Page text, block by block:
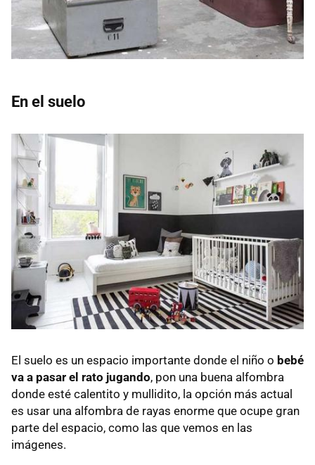
En el suelo
El suelo es un espacio importante donde el niño o bebé
va a pasar el rato jugando, pon una buena alfombra
donde esté calentito y mullidito, la opción más actual
es usar una alfombra de rayas enorme que ocupe gran
parte del espacio, como las que vemos en las
imágenes.